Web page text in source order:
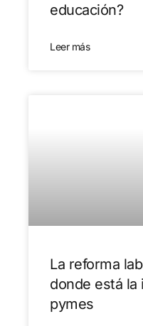
educación?
Leer más
La reforma
donde está la
pymes